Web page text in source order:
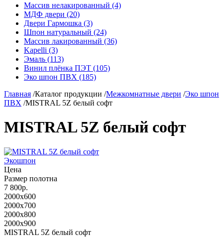
Массив нелакированный (4)
МДФ двери (20)
Двери Гармошка (3)
Шпон натуральный (24)
Массив лакированный (36)
Kapelli (3)
Эмаль (113)
Винил плёнка ПЭТ (105)
Эко шпон ПВХ (185)
Главная /Каталог продукции /Межкомнатные двери /Эко шпон
ПВХ /MISTRAL 5Z белый софт
MISTRAL 5Z белый софт
Экошпон
Цена
Размер полотна
7 800р.
2000x600
2000x700
2000x800
2000x900
MISTRAL 5Z белый софт